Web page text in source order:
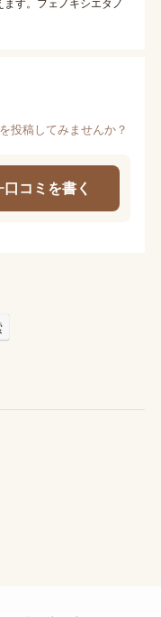
す。フェノキシエタノ
投稿してみませんか？
口コミを書く